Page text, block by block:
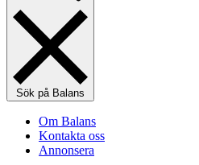
Sök på Balans
Om Balans
Kontakta oss
Annonsera